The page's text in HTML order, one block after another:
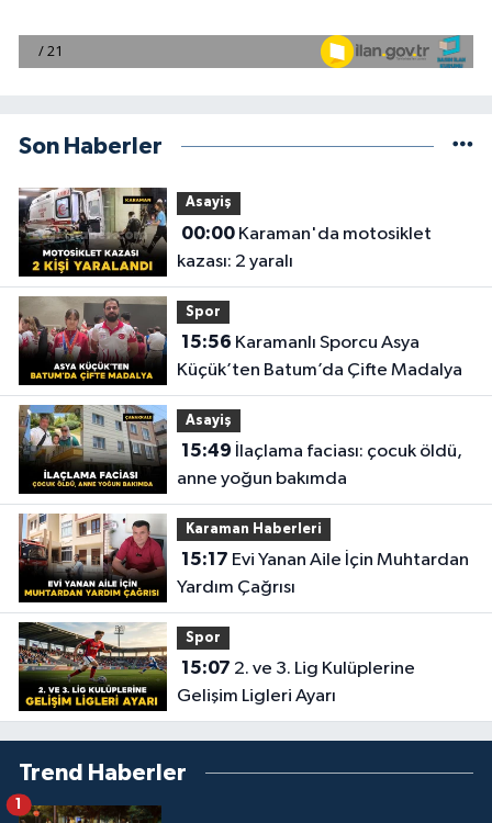
Son Haberler
Asayiş
00:00Karaman'da motosiklet
kazası: 2 yaralı
Spor
15:56
Küçük’ten Batum’da Çifte Madalya
Asayiş
15:49
anne yoğun bakımda
Karaman Haberleri
15:17
Yardım Çağrısı
Spor
15:07
Gelişim Ligleri Ayarı
Trend Haberler
1